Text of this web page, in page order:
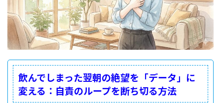
飲んでしまった翌朝の絶望を「データ」に
変える：自責のループを断ち切る方法